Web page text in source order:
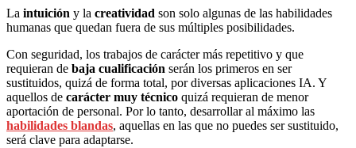
La intuición y la creatividad son solo algunas de las habilidades
humanas que quedan fuera de sus múltiples posibilidades.
Con seguridad, los trabajos de carácter más repetitivo y que
requieran de baja cualificación serán los primeros en ser
sustituidos, quizá de forma total, por diversas aplicaciones IA. Y
aquellos de carácter muy técnico quizá requieran de menor
aportación de personal. Por lo tanto, desarrollar al máximo las
habilidades blandas, aquellas en las que no puedes ser sustituido,
será clave para adaptarse.